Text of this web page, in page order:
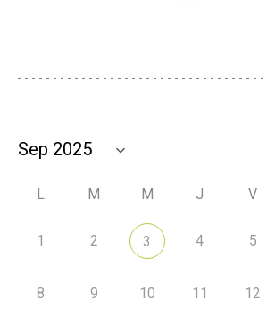
L M M J V
1 2 3 4 5
8 9 10 11 12